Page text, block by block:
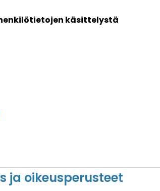
käsittelystä
ja oikeusperusteet